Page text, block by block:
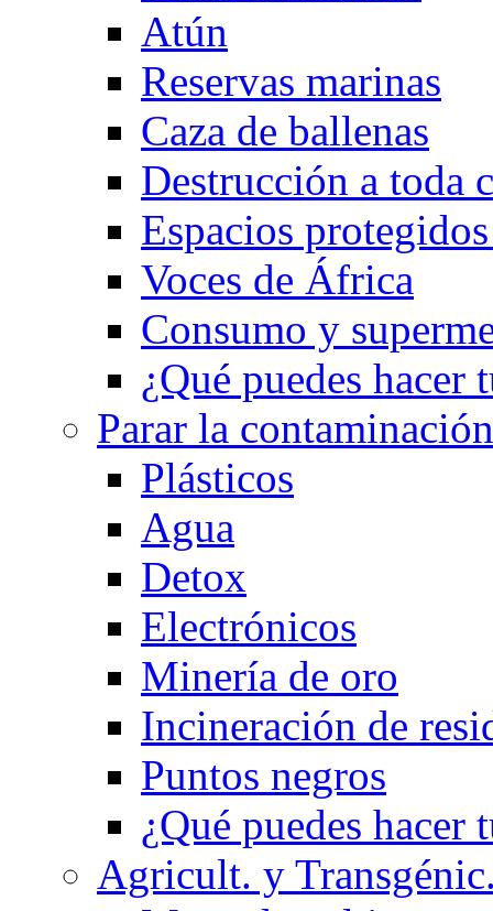
Atún
Reservas marinas
Caza de ballenas
Destrucción a toda
Espacios
Voces de África
Consumo y
¿Qué puedes hacer
Parar la contaminación
Plásticos
Agua
Detox
Electrónicos
Minería de oro
Incineración de
Puntos negros
¿Qué puedes hacer
Agricult. y